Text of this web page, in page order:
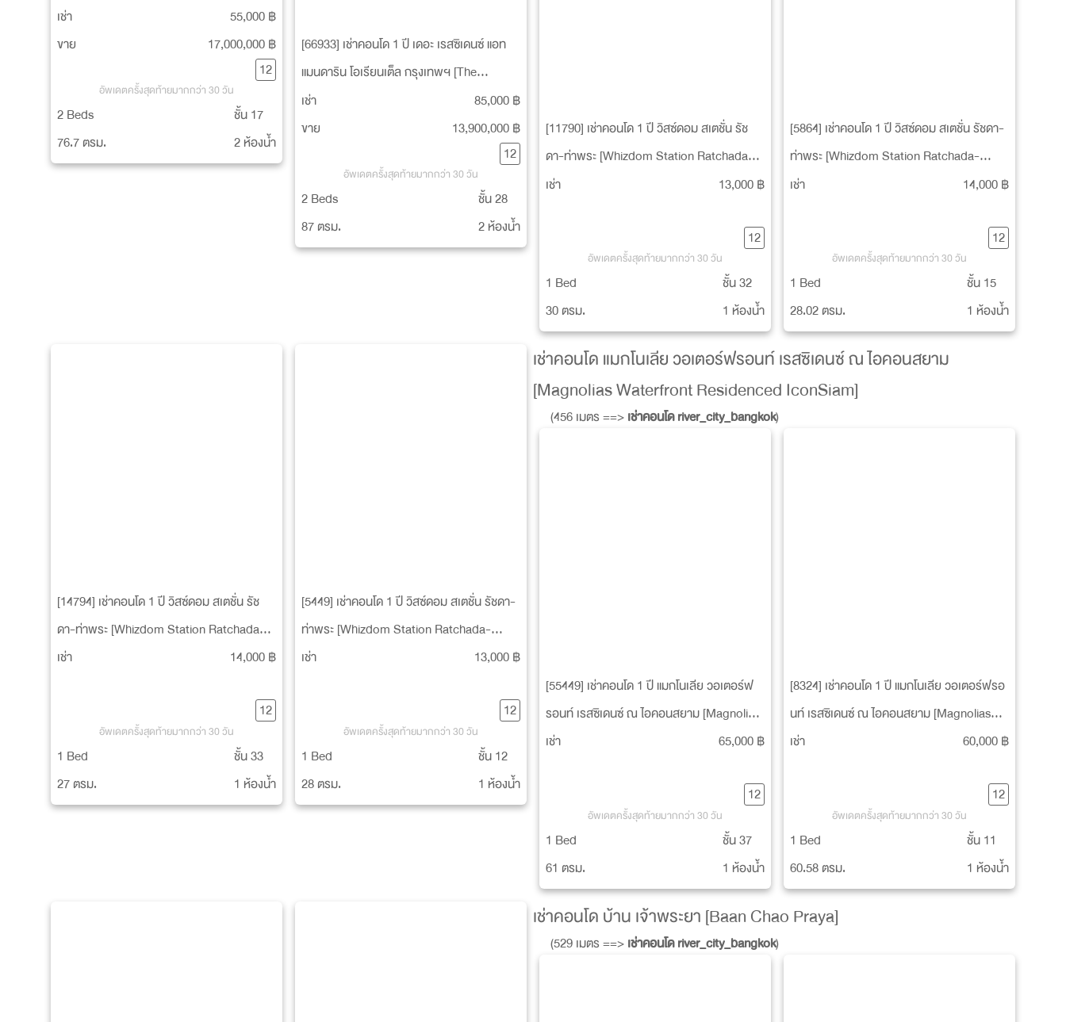
เช่า
55,000 ฿
ขาย
17,000,000 ฿
12
อัพเดตครั้งสุดท้ายมากกว่า 30 วัน
2 Beds
76.7 ตรม.
ชั้น 17
2 ห้องน้ำ
[66933] เช่าคอนโด 1 ปี เดอะ เรสซิเดนซ์ แอท
แมนดาริน โอเรียนเต็ล กรุงเทพฯ [The
Residences At Mandarin Oriental
Bangkok]
เช่า
85,000 ฿
ขาย
13,900,000 ฿
12
อัพเดตครั้งสุดท้ายมากกว่า 30 วัน
2 Beds
87 ตรม.
ชั้น 28
2 ห้องน้ำ
[11790] เช่าคอนโด 1 ปี วิสซ์ดอม สเตชั่น รัช
ดา-ท่าพระ [Whizdom Station Ratchada-
Thapra]
เช่า 13,000 ฿
12
อัพเดตครั้งสุดท้ายมากกว่า 30 วัน
1 Bed
30 ตรม.
ชั้น 32
1 ห้องน้ำ
[5864] เช่าคอนโด 1 ปี วิสซ์ดอม สเตชั่น รัชดา-
ท่าพระ [Whizdom Station Ratchada-
Thapra]
เช่า 14,000 ฿
12
อัพเดตครั้งสุดท้ายมากกว่า 30 วัน
1 Bed
28.02 ตรม.
ชั้น 15
1 ห้องน้ำ
[14794] เช่าคอนโด 1 ปี วิสซ์ดอม สเตชั่น รัช
ดา-ท่าพระ [Whizdom Station Ratchada-
Thapra]
เช่า 14,000 ฿
12
อัพเดตครั้งสุดท้ายมากกว่า 30 วัน
1 Bed
27 ตรม.
ชั้น 33
1 ห้องน้ำ
[5449] เช่าคอนโด 1 ปี วิสซ์ดอม สเตชั่น รัชดา-
ท่าพระ [Whizdom Station Ratchada-
Thapra]
เช่า 13,000 ฿
12
อัพเดตครั้งสุดท้ายมากกว่า 30 วัน
1 Bed
28 ตรม.
ชั้น 12
1 ห้องน้ำ
เช่าคอนโด แมกโนเลีย วอเตอร์ฟรอนท์ เรสซิเดนซ์ ณ ไอคอนสยาม
[Magnolias Waterfront Residenced IconSiam]
(456 เมตร ==>เช่าคอนโด river_city_bangkok)
[55449] เช่าคอนโด 1 ปี แมกโนเลีย วอเตอร์ฟ
รอนท์ เรสซิเดนซ์ ณ ไอคอนสยาม [Magnolias
Waterfront Residenced IconSiam]
เช่า 65,000 ฿
12
อัพเดตครั้งสุดท้ายมากกว่า 30 วัน
1 Bed
61 ตรม.
ชั้น 37
1 ห้องน้ำ
[8324] เช่าคอนโด 1 ปี แมกโนเลีย วอเตอร์ฟรอ
นท์ เรสซิเดนซ์ ณ ไอคอนสยาม [Magnolias
Waterfront Residenced IconSiam]
เช่า 60,000 ฿
12
อัพเดตครั้งสุดท้ายมากกว่า 30 วัน
1 Bed
60.58 ตรม.
ชั้น 11
1 ห้องน้ำ
เช่าคอนโด บ้าน เจ้าพระยา [Baan Chao Praya]
(529 เมตร ==>เช่าคอนโด river_city_bangkok)